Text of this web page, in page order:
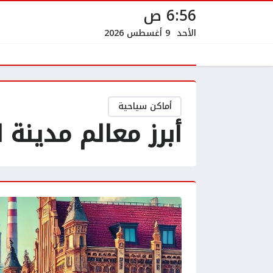
6:56 ص
الأحد 9 أغسطس 2026
أماكن سياحية
أبرز معالم مدينة